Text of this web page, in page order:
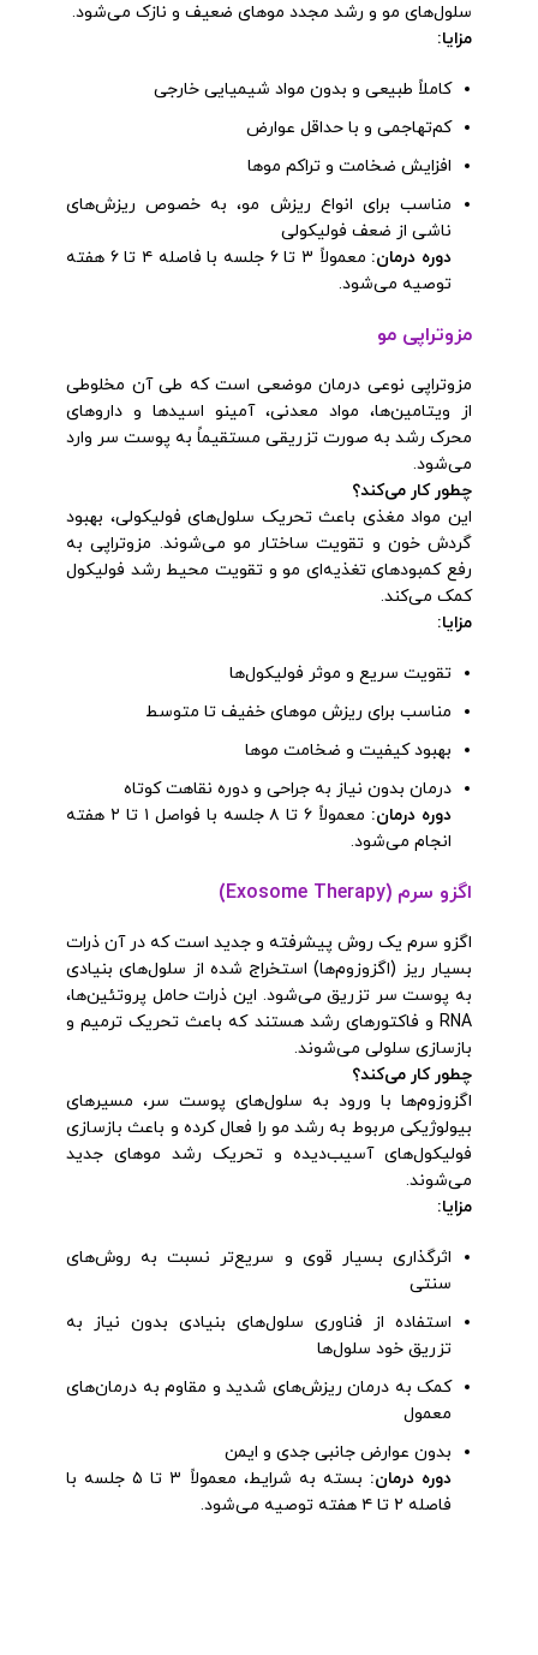
سلول‌های مو و رشد مجدد موهای ضعیف و نازک می‌شود.
مزایا:
کاملاً طبیعی و بدون مواد شیمیایی خارجی
کم‌تهاجمی و با حداقل عوارض
افزایش ضخامت و تراکم موها
مناسب برای انواع ریزش مو، به خصوص ریزش‌های
ناشی از ضعف فولیکولی
دوره درمان:
معمولاً ۳ تا ۶ جلسه با فاصله ۴ تا ۶ هفته
توصیه می‌شود.
مزوتراپی مو
مزوتراپی نوعی درمان موضعی است که طی آن مخلوطی
از ویتامین‌ها، مواد معدنی، آمینو اسیدها و داروهای
محرک رشد به صورت تزریقی مستقیماً به پوست سر وارد
می‌شود.
چطور کار می‌کند؟
این مواد مغذی باعث تحریک سلول‌های فولیکولی، بهبود
گردش خون و تقویت ساختار مو می‌شوند. مزوتراپی به
رفع کمبودهای تغذیه‌ای مو و تقویت محیط رشد فولیکول
کمک می‌کند.
مزایا:
تقویت سریع و موثر فولیکول‌ها
مناسب برای ریزش موهای خفیف تا متوسط
بهبود کیفیت و ضخامت موها
درمان بدون نیاز به جراحی و دوره نقاهت کوتاه
دوره درمان:
معمولاً ۶ تا ۸ جلسه با فواصل ۱ تا ۲ هفته
انجام می‌شود.
اگزو سرم (Exosome Therapy)
اگزو سرم یک روش پیشرفته و جدید است که در آن ذرات
بسیار ریز (اگزوزوم‌ها) استخراج شده از سلول‌های بنیادی
به پوست سر تزریق می‌شود. این ذرات حامل پروتئین‌ها،
RNA و فاکتورهای رشد هستند که باعث تحریک ترمیم و
بازسازی سلولی می‌شوند.
چطور کار می‌کند؟
اگزوزوم‌ها با ورود به سلول‌های پوست سر، مسیرهای
بیولوژیکی مربوط به رشد مو را فعال کرده و باعث بازسازی
فولیکول‌های آسیب‌دیده و تحریک رشد موهای جدید
می‌شوند.
مزایا:
اثرگذاری بسیار قوی و سریع‌تر نسبت به روش‌های
سنتی
استفاده از فناوری سلول‌های بنیادی بدون نیاز به
تزریق خود سلول‌ها
کمک به درمان ریزش‌های شدید و مقاوم به درمان‌های
معمول
بدون عوارض جانبی جدی و ایمن
دوره درمان:
بسته به شرایط، معمولاً ۳ تا ۵ جلسه با
فاصله ۲ تا ۴ هفته توصیه می‌شود.